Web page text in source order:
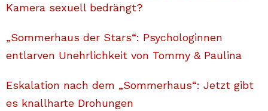
Kamera sexuell bedrängt?
„Sommerhaus der Stars“: Psychologinnen
entlarven Unehrlichkeit von Tommy & Paulina
Eskalation nach dem „Sommerhaus“: Jetzt gibt
es knallharte Drohungen